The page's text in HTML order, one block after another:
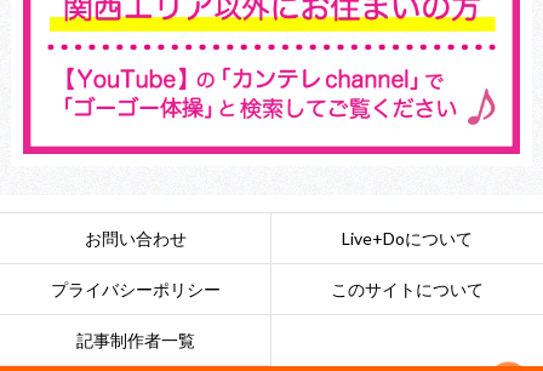
お問い合わせ Live+Doについて
プライバシーポリシー このサイトについて
記事制作者一覧